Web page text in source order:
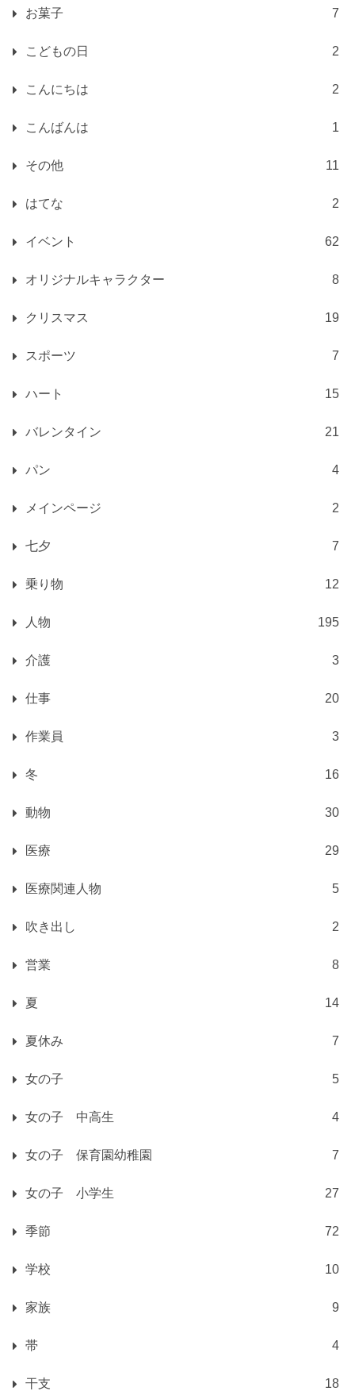
お菓子 7
こどもの日 2
こんにちは 2
こんばんは 1
その他 11
はてな 2
イベント 62
オリジナルキャラクター 8
クリスマス 19
スポーツ 7
ハート 15
バレンタイン 21
パン 4
メインページ 2
七夕 7
乗り物 12
人物 195
介護 3
仕事 20
作業員 3
冬 16
動物 30
医療 29
医療関連人物 5
吹き出し 2
営業 8
夏 14
夏休み 7
女の子 5
女の子 中高生 4
女の子 保育園幼稚園 7
女の子 小学生 27
季節 72
学校 10
家族 9
帯 4
干支 18